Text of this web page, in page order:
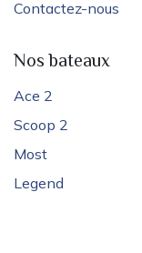
Contactez-nous
Nos bateaux
Ace 2
Scoop 2
Most
Legend